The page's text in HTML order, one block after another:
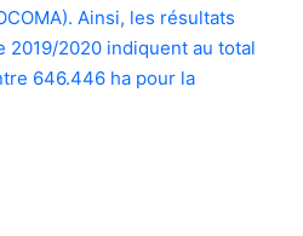
Ainsi, les résultats
2019/2020 indiquent au total
646.446 ha pour la